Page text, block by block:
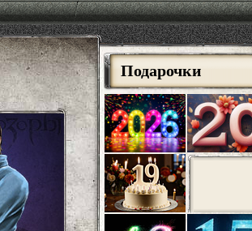
Подарочки